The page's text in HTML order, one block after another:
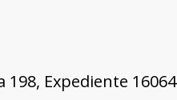
Expediente 16064